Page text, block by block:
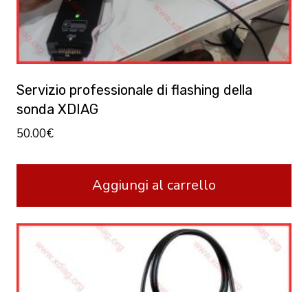
Servizio professionale di flashing della
sonda XDIAG
50.00€
Aggiungi al carrello